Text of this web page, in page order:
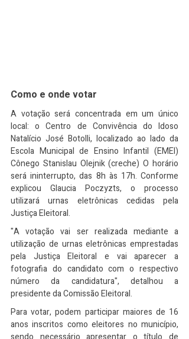
Como e onde votar
A votação será concentrada em um único
local: o Centro de Convivência do Idoso
Natalício José Botolli, localizado ao lado da
Escola Municipal de Ensino Infantil (EMEI)
Cônego Stanislau Olejnik (creche) O horário
será ininterrupto, das 8h às 17h. Conforme
explicou Glaucia Poczyzts, o processo
utilizará urnas eletrônicas cedidas pela
Justiça Eleitoral.
"A votação vai ser realizada mediante a
utilização de urnas eletrônicas emprestadas
pela Justiça Eleitoral e vai aparecer a
fotografia do candidato com o respectivo
número da candidatura", detalhou a
presidente da Comissão Eleitoral.
Para votar, podem participar maiores de 16
anos inscritos como eleitores no município,